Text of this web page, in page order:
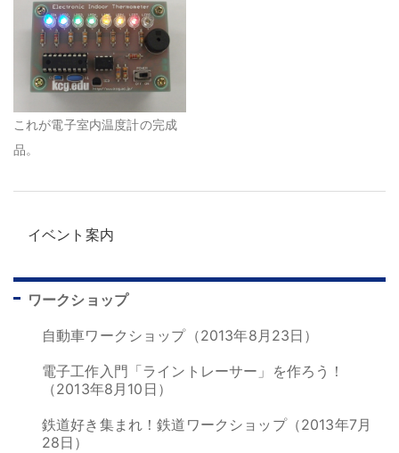
これが電子室内温度計の完成
品。
イベント案内
ワークショップ
自動車ワークショップ（2013年8月23日）
電子工作入門「ライントレーサー」を作ろう！
（2013年8月10日）
鉄道好き集まれ！鉄道ワークショップ（2013年7月
28日）